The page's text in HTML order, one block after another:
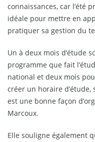
connaissances, car l’été
idéale pour mettre en
pratiquer sa gestion du
Un à deux mois d’étude
programme que fait
national et deux mois
créer un horaire
est une bonne façon
Marcoux.
Elle souligne également